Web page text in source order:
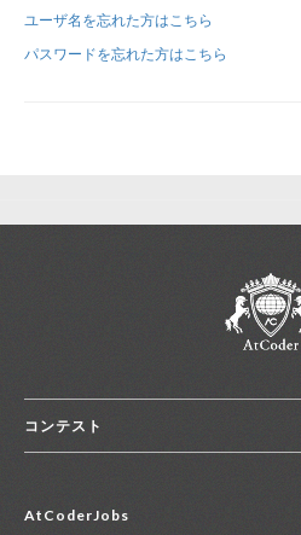
新規登録
ユーザ名を忘れた方はこちら
パスワードを忘れた方はこちら
コンテスト
コンテスト一覧
AtCoderJobs